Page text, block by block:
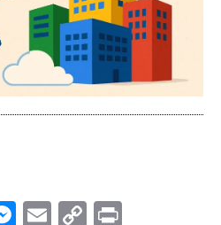
Messenger
Email
Copy